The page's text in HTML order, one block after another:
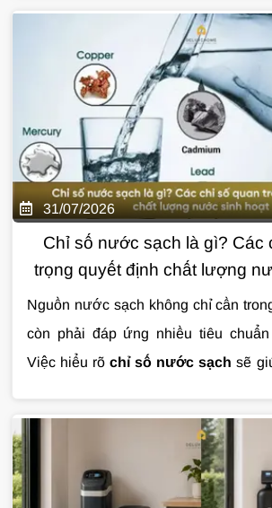
lý kịp thời.Cùng Giải Pháp Nước
nguyên nhân, dấu hiệu nhận biết
nước nhiễm vi sinh hiệu quả qua
31/07/2026
Chỉ số nước sạch là gì? Các
trọng quyết định chất lượng
Nguồn nước sạch không chỉ cần
còn phải đáp ứng nhiều tiêu
Việc hiểu rõ chỉ số nước sạch sẽ
pháp xử lý phù hợp. Trong bài viết
hiểu những chỉ số quan trọng nhất
thông số đối với sức khỏe cũng như